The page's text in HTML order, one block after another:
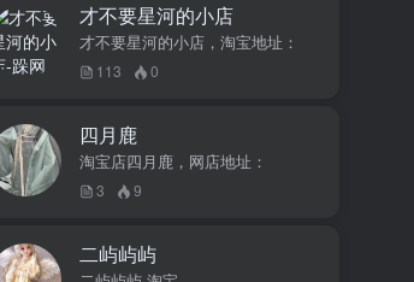
才不要星河的小店
才不要星河的小店，淘宝地址：
113 0
四月鹿
淘宝店四月鹿，网店地址：
3 9
二屿屿屿